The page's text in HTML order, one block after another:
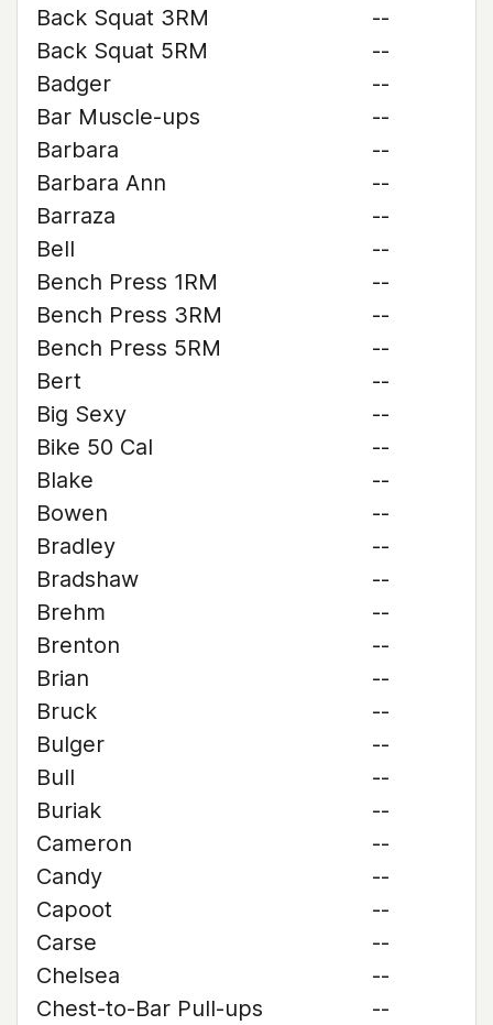
Back Squat 3RM
--
Back Squat 5RM
--
Badger
--
Bar Muscle-ups
--
Barbara
--
Barbara Ann
--
Barraza
--
Bell
--
Bench Press 1RM
--
Bench Press 3RM
--
Bench Press 5RM
--
Bert
--
Big Sexy
--
Bike 50 Cal
--
Blake
--
Bowen
--
Bradley
--
Bradshaw
--
Brehm
--
Brenton
--
Brian
--
Bruck
--
Bulger
--
Bull
--
Buriak
--
Cameron
--
Candy
--
Capoot
--
Carse
--
Chelsea
--
Chest-to-Bar Pull-ups
--